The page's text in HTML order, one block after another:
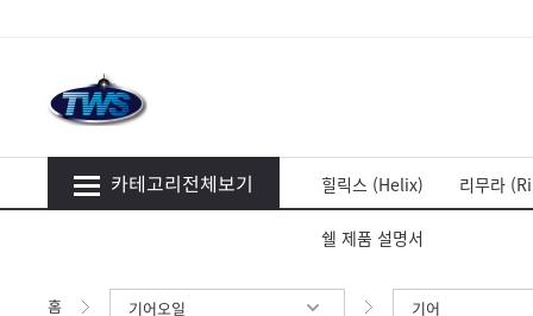
카테고리전체보기 힐릭스 (Helix) 리무라
쉘 제품 설명서
홈 기어오일 기어